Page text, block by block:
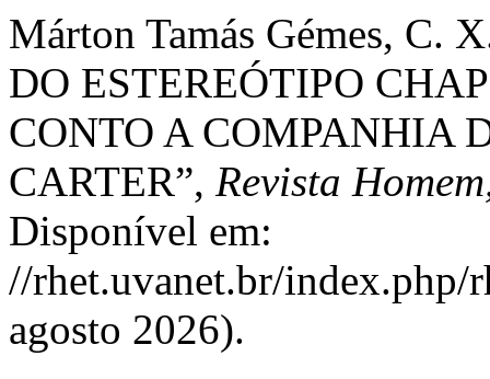
Márton Tamás Gémes, C.
DO ESTEREÓTIPO
CONTO A COMPANHIA
CARTER”, Revista
Disponível em:
//rhet.uvanet.br/index.php/
agosto 2026).